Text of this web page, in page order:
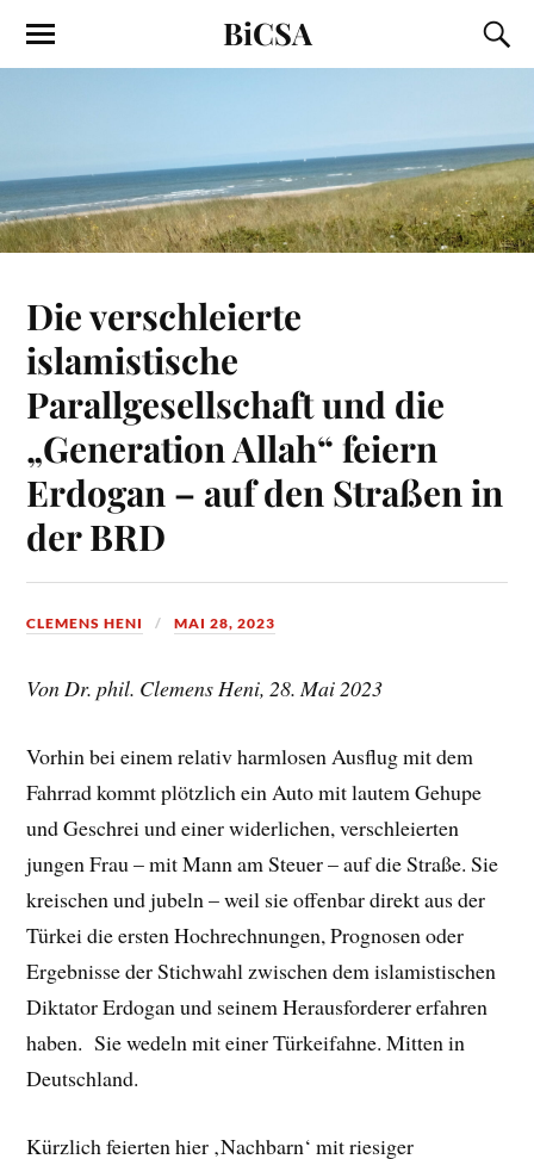
BiCSA
Die verschleierte
islamistische
Parallgesellschaft und die
„Generation Allah“ feiern
Erdogan – auf den Straßen in
der BRD
CLEMENS HENI MAI 28, 2023
Von Dr. phil. Clemens Heni, 28. Mai 2023
Vorhin bei einem relativ harmlosen Ausflug mit dem
Fahrrad kommt plötzlich ein Auto mit lautem Gehupe
und Geschrei und einer widerlichen, verschleierten
jungen Frau – mit Mann am Steuer – auf die Straße. Sie
kreischen und jubeln – weil sie offenbar direkt aus der
Türkei die ersten Hochrechnungen, Prognosen oder
Ergebnisse der Stichwahl zwischen dem islamistischen
Diktator Erdogan und seinem Herausforderer erfahren
haben. Sie wedeln mit einer Türkeifahne. Mitten in
Deutschland.
Kürzlich feierten hier ‚Nachbarn‘ mit riesiger